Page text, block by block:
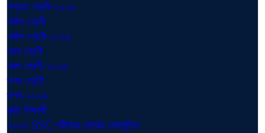
সপ্তম শ্রেণী-২০২৬
অষ্টম শ্রেণী
অষ্টম শ্রেণী-২০২৬
নবম শ্রেণী
নবম শ্রেণী-২০২৬
দশম শ্রেণী
দশম-২০২৬
কৃতি শিক্ষার্থী
২০২৩ SSC পরীক্ষার বোর্ডের মেধাবৃত্তি